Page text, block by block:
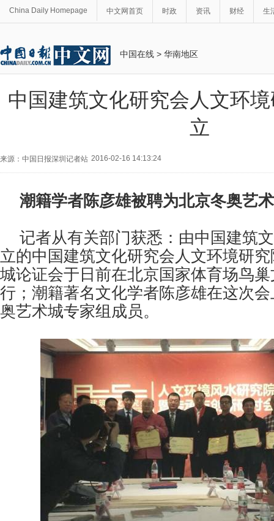
China Daily Homepage 中文网首页 时政 资讯 财经 生
中国在线 > 华南地区
中国建筑文化研究会人文环
立
来源：中国日报深圳记者站 2016-02-16 14:13:24
潮籍学者陈彦雄被聘为北京冬奥艺
记者从有关部门获悉：由中国建筑
立的中国建筑文化研究会人文环境研
城论证会于日前在北京国家体育场鸟
行；潮籍著名文化学者陈彦雄在这次
奥艺术城专家组成员。